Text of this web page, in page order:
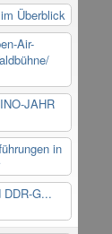
Überblick
Air-
JAHR
in
DDR-G...